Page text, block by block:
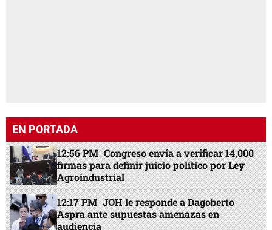
EN PORTADA
12:56 PM Congreso envía a verificar 14,000
firmas para definir juicio político por Ley
Agroindustrial
12:17 PM JOH le responde a Dagoberto
Aspra ante supuestas amenazas en
audiencia